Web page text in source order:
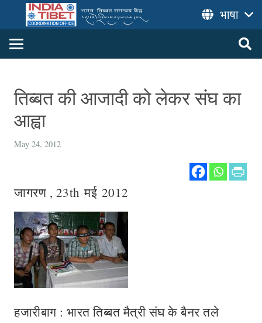
भाषा
तिब्बत की आजादी को लेकर संघ का
आह्वा
May 24, 2012
जागरण , 23th मई 2012
हजारीबाग : भारत तिब्बत मैत्री संघ के बैनर तले